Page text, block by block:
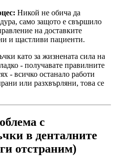
Никой не обича да
само защото е свършило
на доставките
и щастливи пациенти.
като за жизнената сила на
- получавате правилните
- всичко останало работи
или разхвърляни, това се
с
в денталните
отстраним)